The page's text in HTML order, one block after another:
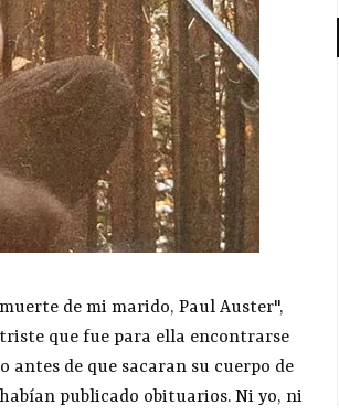
de mi marido, Paul Auster",
que fue para ella encontrarse
de que sacaran su cuerpo de
publicado obituarios. Ni yo, ni